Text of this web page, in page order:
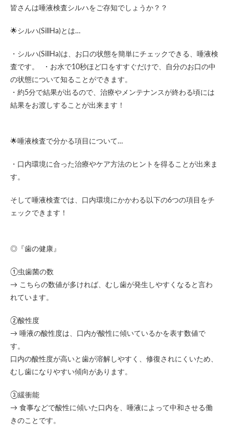
皆さんは唾液検査シルハをご存知でしょうか？？
🌟シルハ(SillHa)とは…
・シルハ(SillHa)は、お口の状態を簡単にチェックできる、唾液検
査です。 ・お水で10秒ほど口をすすぐだけで、自分のお口の中
の状態について知ることができます。
・約5分で結果が出るので、治療やメンテナンスが終わる頃には
結果をお渡しすることが出来ます！
🌟唾液検査で分かる項目について…
・口内環境に合った治療やケア方法のヒントを得ることが出来ま
す。
そして唾液検査では、口内環境にかかわる以下の6つの項目をチ
ェックできます！
◎『歯の健康』
①虫歯菌の数
→ こちらの数値が多ければ、むし歯が発生しやすくなると言わ
れています。
②酸性度
→ 唾液の酸性度は、口内が酸性に傾いているかを表す数値で
す。
口内の酸性度が高いと歯が溶解しやすく、修復されにくいため、
むし歯になりやすい傾向があります。
③緩衝能
→ 食事などで酸性に傾いた口内を、唾液によって中和させる働
きのことです。